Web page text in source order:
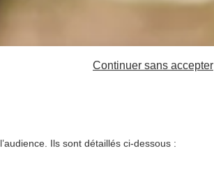
Ils sont détaillés ci-dessous :
Continuer sans accepter